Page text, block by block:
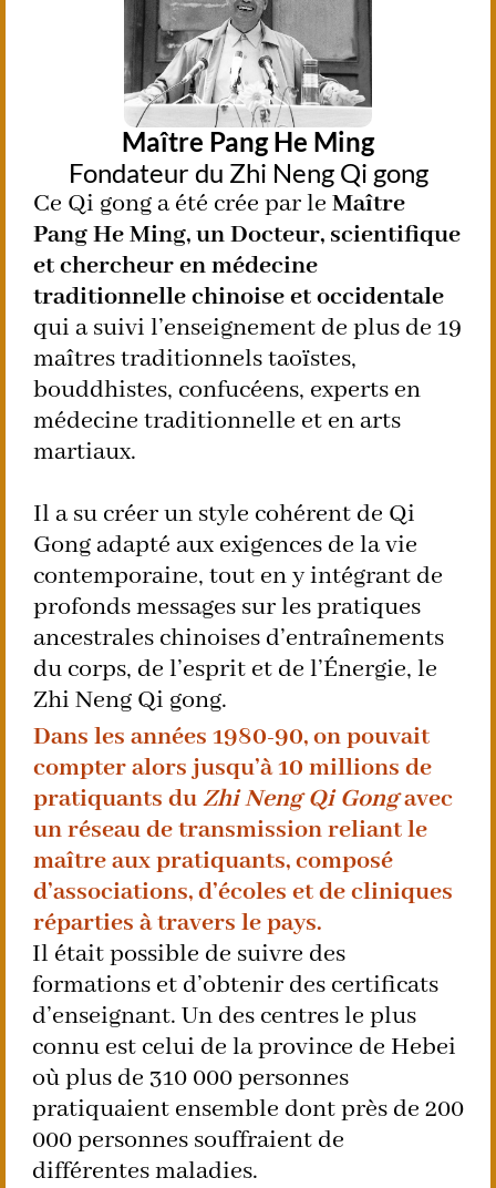
Maître Pang He Ming
Fondateur du Zhi Neng Qi gong
Ce Qi gong a été crée par le Maître
Pang He Ming, un Docteur, scientifique
et chercheur en médecine
traditionnelle chinoise et occidentale
qui a suivi l’enseignement de plus de 19
maîtres traditionnels taoïstes,
bouddhistes, confucéens, experts en
médecine traditionnelle et en arts
martiaux.
Il a su créer un style cohérent de Qi
Gong adapté aux exigences de la vie
contemporaine, tout en y intégrant de
profonds messages sur les pratiques
ancestrales chinoises d’entraînements
du corps, de l’esprit et de l’Énergie, le
Zhi Neng Qi gong.
Dans les années 1980-90, on pouvait
compter alors jusqu’à 10 millions de
pratiquants duZhi Neng Qi Gongavec
un réseau de transmission reliant le
maître aux pratiquants, composé
d’associations, d’écoles et de cliniques
réparties à travers le pays.
Il était possible de suivre des
formations et d’obtenir des certificats
d’enseignant. Un des centres le plus
connu est celui de la province de Hebei
où plus de 310 000 personnes
pratiquaient ensemble dont près de 200
000 personnes souffraient de
différentes maladies.